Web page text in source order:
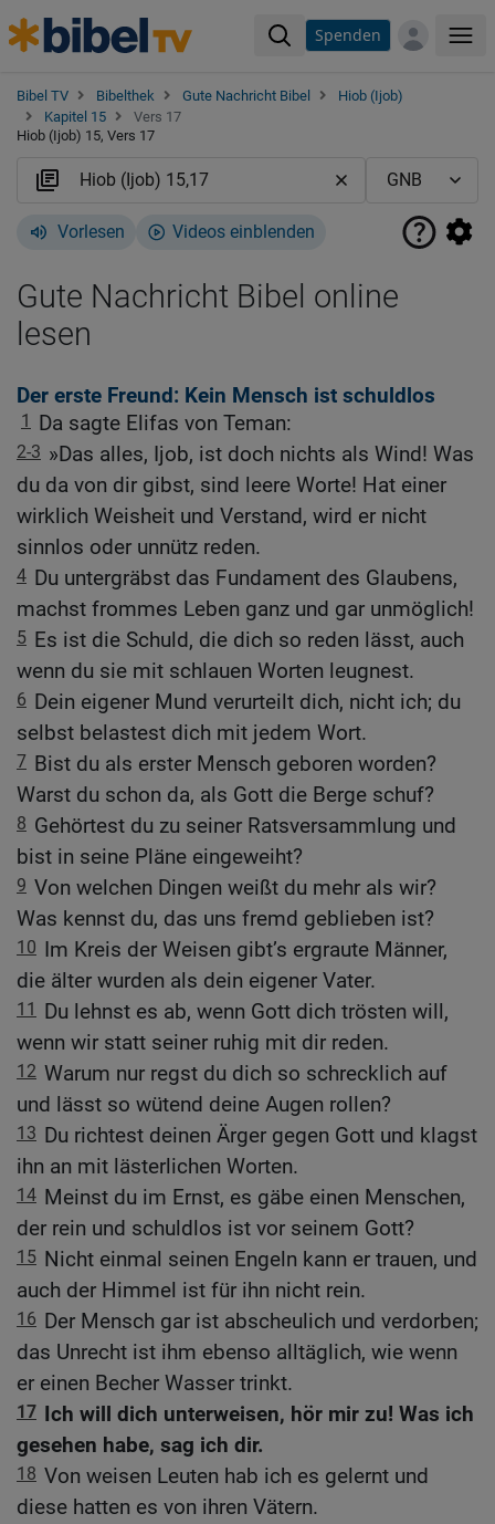
Spenden
Bibel TV Bibelthek Gute Nachricht Bibel
Hiob (Ijob)
Kapitel 15
Vers 17
Hiob (Ijob) 15, Vers 17
Vorlesen Videos einblenden
Gute Nachricht Bibel online
lesen
Der erste Freund: Kein Mensch ist schuldlos
1 Da sagte Elifas von Teman:
2-3 »Das alles, Ijob, ist doch nichts als Wind! Was
du da von dir gibst, sind leere Worte! Hat einer
wirklich Weisheit und Verstand, wird er nicht
sinnlos oder unnütz reden.
4 Du untergräbst das Fundament des Glaubens,
machst frommes Leben ganz und gar unmöglich!
5 Es ist die Schuld, die dich so reden lässt, auch
wenn du sie mit schlauen Worten leugnest.
6 Dein eigener Mund verurteilt dich, nicht ich; du
selbst belastest dich mit jedem Wort.
7 Bist du als erster Mensch geboren worden?
Warst du schon da, als Gott die Berge schuf?
8 Gehörtest du zu seiner Ratsversammlung und
bist in seine Pläne eingeweiht?
9 Von welchen Dingen weißt du mehr als wir?
Was kennst du, das uns fremd geblieben ist?
10 Im Kreis der Weisen gibt’s ergraute Männer,
die älter wurden als dein eigener Vater.
11
Du lehnst es ab, wenn Gott dich trösten will,
wenn wir statt seiner ruhig mit dir reden.
12 Warum nur regst du dich so schrecklich auf
und lässt so wütend deine Augen rollen?
13 Du richtest deinen Ärger gegen Gott und klagst
ihn an mit lästerlichen Worten.
14 Meinst du im Ernst, es gäbe einen Menschen,
der rein und schuldlos ist vor seinem Gott?
15 Nicht einmal seinen Engeln kann er trauen, und
auch der Himmel ist für ihn nicht rein.
16 Der Mensch gar ist abscheulich und verdorben;
das Unrecht ist ihm ebenso alltäglich, wie wenn
er einen Becher Wasser trinkt.
17 Ich will dich unterweisen, hör mir zu! Was ich
gesehen habe, sag ich dir.
18 Von weisen Leuten hab ich es gelernt und
diese hatten es von ihren Vätern.